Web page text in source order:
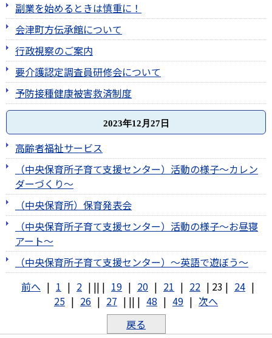
副業を始めるときは慎重に！
会津町方伝承館について
行政視察のご案内
要介護認定調査員研修会について
予防接種健康被害救済制度
2023年12月27日
高齢者福祉サービス
（中央保育所子育て支援センター）活動の様子～カレン
ダーづくり～
（中央保育所）保育発表会
（中央保育所子育て支援センター）活動の様子～お昼寝
アート～
（中央保育所子育て支援センター）～英語で遊ぼう～
前へ | 1 | 2 | || | 19 | 20 | 21 | 22 | 23 | 24 |
25 | 26 | 27 | || | 48 | 49 | 次へ
戻る